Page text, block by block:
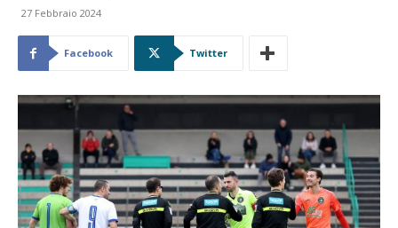
27 Febbraio 2024
Facebook Twitter